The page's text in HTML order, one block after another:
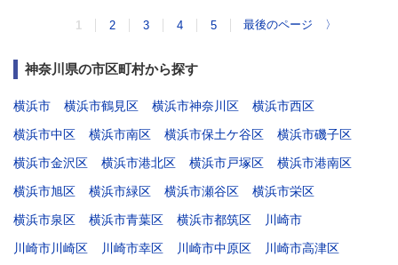
1 2 3 4 5 最後のページ 〉
神奈川県の市区町村から探す
横浜市 横浜市鶴見区 横浜市神奈川区
横浜市西区
横浜市中区
横浜市南区 横浜市保土ケ谷区
横浜市磯子区
横浜市金沢区
横浜市港北区 横浜市戸塚区
横浜市港南区
横浜市旭区
横浜市緑区 横浜市瀬谷区
横浜市栄区
横浜市泉区
横浜市青葉区 横浜市都筑区
川崎市
川崎市川崎区
川崎市幸区 川崎市中原区
川崎市高津区